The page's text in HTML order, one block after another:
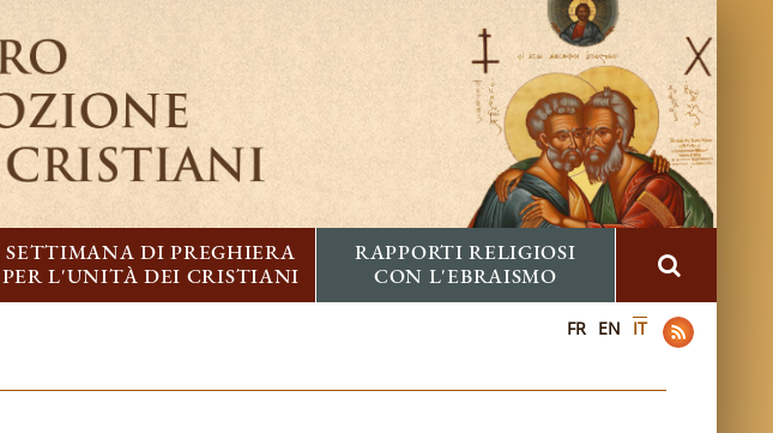
SETTIMANA DI PREGHIERA
PER L'UNITÀ DEI CRISTIANI
RAPPORTI RELIGIOSI
CON L'EBRAISMO
FR EN IT